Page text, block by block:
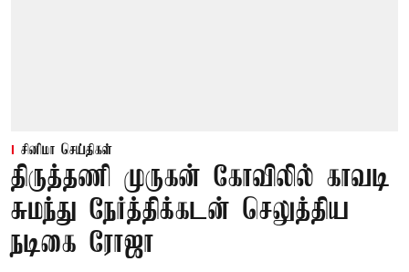
சினிமா செய்திகள்
திருத்தணி முருகன் கோவிலில் காவடி
சுமந்து நேர்த்திக்கடன் செலுத்திய
நடிகை ரோஜா